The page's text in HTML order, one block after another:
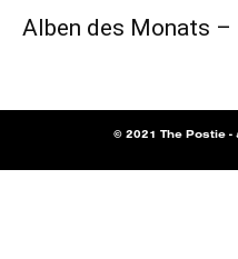
Alben des Monats –
© 2021 The Postie